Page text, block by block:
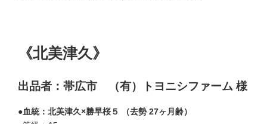
《北美津久》
出品者：帯広市 （有）トヨニシファーム 様
●血統：北美津久×勝早桜５ （去勢 27ヶ月齢）